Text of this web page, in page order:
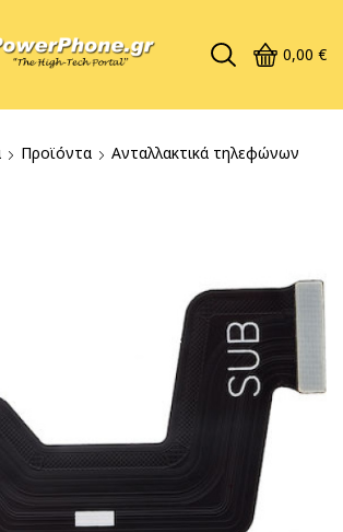
0,00 €
Προϊόντα Ανταλλακτικά τηλεφώνων